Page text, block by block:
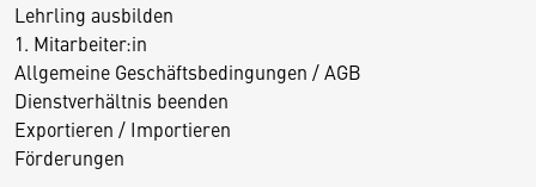
Lehrling ausbilden
1. Mitarbeiter:in
Allgemeine Geschäftsbedingungen / AGB
Dienstverhältnis beenden
Exportieren / Importieren
Förderungen